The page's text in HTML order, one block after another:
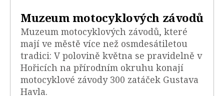
Muzeum motocyklových závodů
Muzeum motocyklových závodů, které
mají ve městě více než osmdesátiletou
tradici: V polovině května se pravidelně v
Hořicích na přírodním okruhu konají
motocyklové závody 300 zatáček Gustava
Havla.